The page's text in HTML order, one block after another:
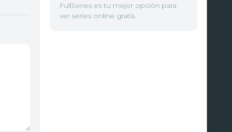
FullSeries es tu mejor opción para
ver series online gratis.